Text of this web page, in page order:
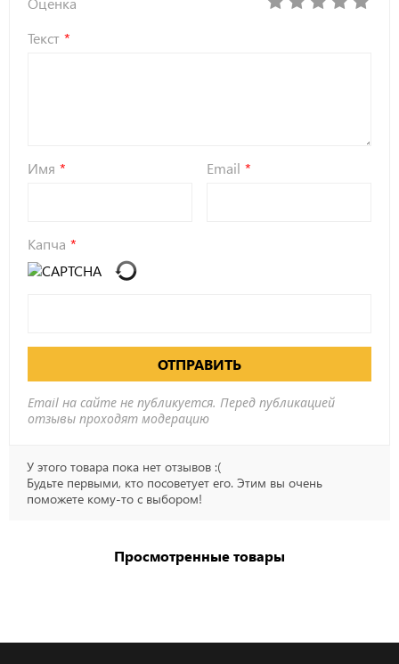
Текст
Имя Email
Капча
ОТПРАВИТЬ
Email на сайте не публикуется. Перед публикацией
отзывы проходят модерацию
У этого товара пока нет отзывов :(
Будьте первыми, кто посоветует его. Этим вы очень
поможете кому-то с выбором!
Просмотренные товары